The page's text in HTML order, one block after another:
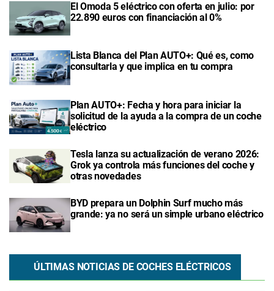
El Omoda 5 eléctrico con oferta en julio: por
22.890 euros con financiación al 0%
Lista Blanca del Plan AUTO+: Qué es, como
consultarla y que implica en tu compra
Plan AUTO+: Fecha y hora para iniciar la
solicitud de la ayuda a la compra de un coche
eléctrico
Tesla lanza su actualización de verano 2026:
Grok ya controla más funciones del coche y
otras novedades
BYD prepara un Dolphin Surf mucho más
grande: ya no será un simple urbano eléctrico
ÚLTIMAS NOTICIAS DE COCHES ELÉCTRICOS